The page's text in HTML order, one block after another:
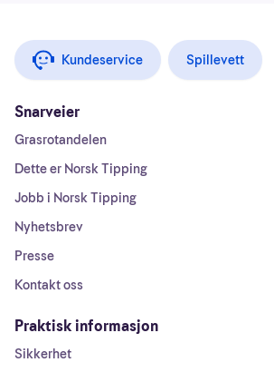
Kundeservice Spillevett
Snarveier
Grasrotandelen
Dette er Norsk Tipping
Jobb i Norsk Tipping
Nyhetsbrev
Presse
Kontakt oss
Praktisk informasjon
Sikkerhet